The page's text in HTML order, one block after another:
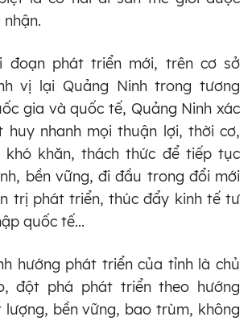
nhận.
đoạn phát triển mới, trên cơ sở
vị lại Quảng Ninh trong tương
gia và quốc tế, Quảng Ninh xác
huy nhanh mọi thuận lợi, thời cơ,
khăn, thách thức để tiếp tục
bền vững, đi đầu trong đổi mới
trị phát triển, thúc đẩy kinh tế tư
quốc tế...
hướng phát triển của tỉnh là chủ
đột phá phát triển theo hướng
lượng, bền vững, bao trùm, không